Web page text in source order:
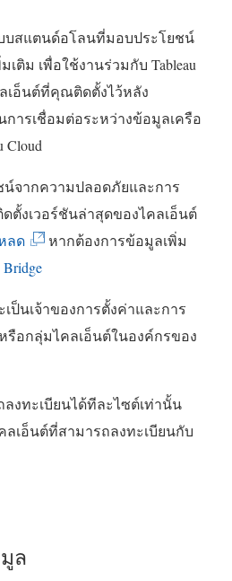
บสแตนด์อโลนที่มอบประโยชน์
เติม เพื่อใช้งานร่วมกับ Tableau
เอ็นต์ที่คุณติดตั้งไว้หลัง
การเชื่อมต่อระหว่างข้อมูลเครือ
Cloud
จากความปลอดภัยและการ
ตั้งเวอร์ชันล่าสุดของไคลเอ็นต์
ลด(
ลิ
ก์
จ
เ
ปิ
น้
หากต้องการข้อมูลเพิ่ม
นเจ้าของการตั้งค่าและการ
รือกลุ่มไคลเอ็นต์ในองค์กรของ
งทะเบียนได้ทีละไซต์เท่านั้น
ลเอ็นต์ที่สามารถลงทะเบียนกับ
ล